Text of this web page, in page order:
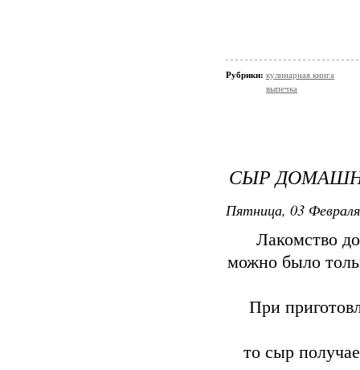
Рубрики: кулинарная книга
выпечка
СЫР
Пятница, 03
Лакомство
можно было
При
то сыр